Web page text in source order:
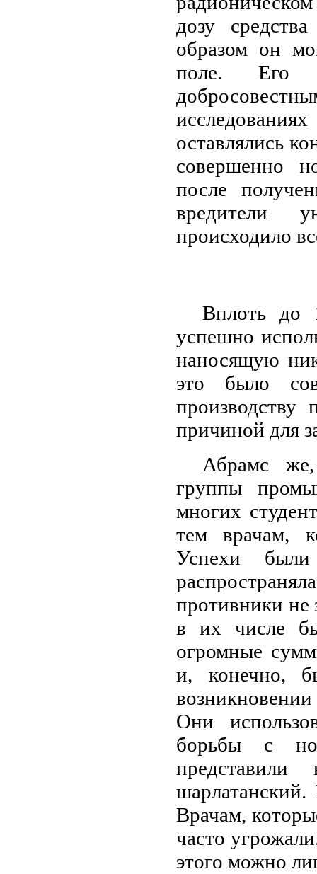
дозу
образом он
поле. Его
оставлялись
совершенно
после
вредители
происходило
Вплоть до
успешно
наносящую
это было
производству
причиной для
Абрамс же,
группы
многих
тем врачам,
Успехи
противники не
в их числе
огромные
и, конечно,
Они
борьбы с
Врачам,
часто
этого можно